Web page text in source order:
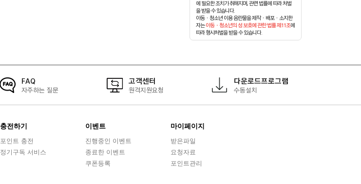
에 필요한 조치가 취해지며, 관련 법률에 따라 처벌
을 받을 수 있습니다.
아동ㆍ청소년 이용 음란물을 제작ㆍ배포ㆍ소지한
자는아동ㆍ청소년의 성 보호에 관한 법률 제11조에
따라 형사처벌을 받을 수 있습니다.
FAQ
자주하는 질문
고객센터
원격지원요청
다운로드프로그램
수동설치
충전하기
포인트 충전
정기구독 서비스
이벤트
진행중인 이벤트
종료한 이벤트
쿠폰등록
마이페이지
받은파일
요청자료
포인트관리